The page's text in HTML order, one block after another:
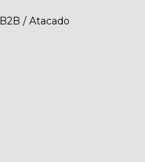
B2B / Atacado